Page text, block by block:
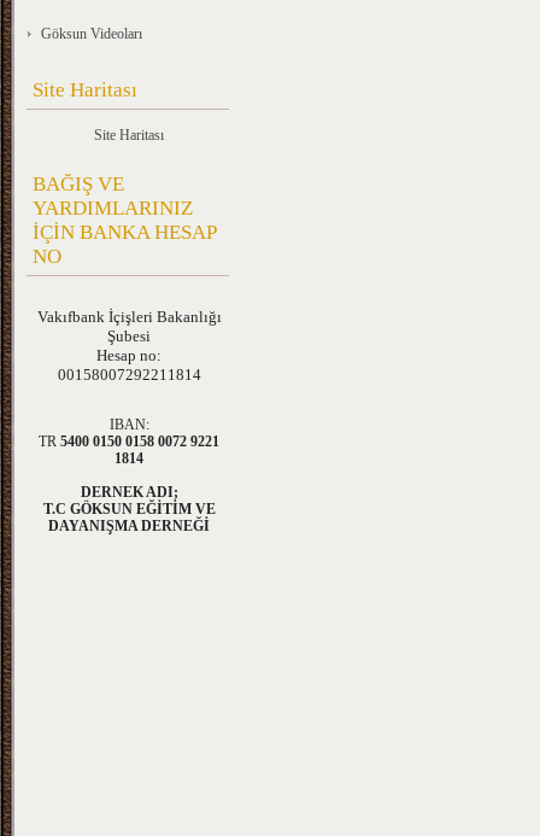
Göksun Videoları
Site Haritası
Site Haritası
BAĞIŞ VE
YARDIMLARINIZ
İÇİN BANKA HESAP
NO
Vakıfbank İçişleri Bakanlığı
Şubesi
Hesap no:
00158007292211814
IBAN:
TR 5400 0150 0158 0072 9221
1814
DERNEK ADI;
T.C GÖKSUN EĞİTİM VE
DAYANIŞMA DERNEĞİ